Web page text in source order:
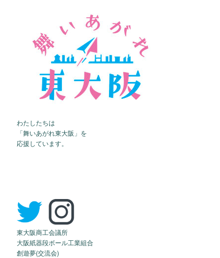
わたしたちは
「舞いあがれ東大阪」を
応援しています。
東大阪商工会議所
大阪紙器段ボール工業組合
創遊夢(交流会)